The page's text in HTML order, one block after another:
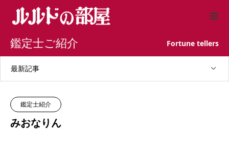
鑑定士ご紹介 Fortune tellers
最新記事
鑑定士紹介
みおなりん